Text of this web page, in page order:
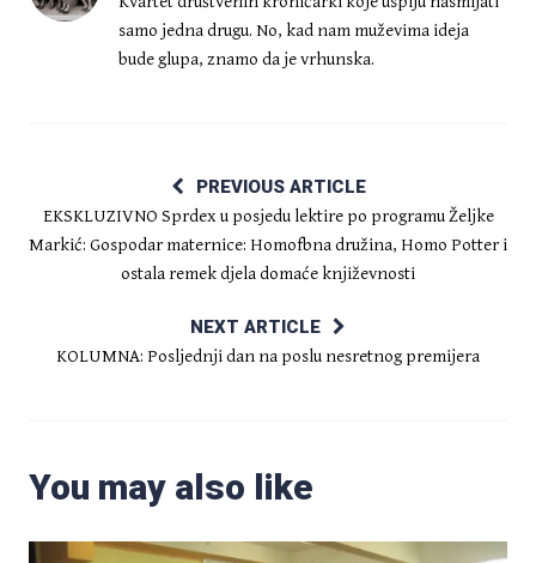
samo jedna drugu. No, kad nam muževima ideja
bude glupa, znamo da je vrhunska.
PREVIOUS ARTICLE
EKSKLUZIVNO Sprdex u posjedu lektire po programu Željke
Markić: Gospodar maternice: Homofbna družina, Homo Potter i
ostala remek djela domaće književnosti
NEXT ARTICLE
KOLUMNA: Posljednji dan na poslu nesretnog premijera
You may also like